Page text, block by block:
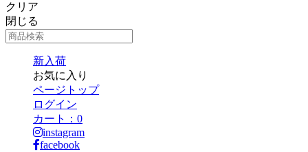
クリア
閉じる
新入荷
お気に入り
ページトップ
ログイン
カート： 0
instagram
facebook